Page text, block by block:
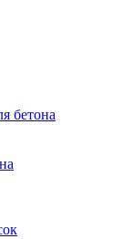
бетона